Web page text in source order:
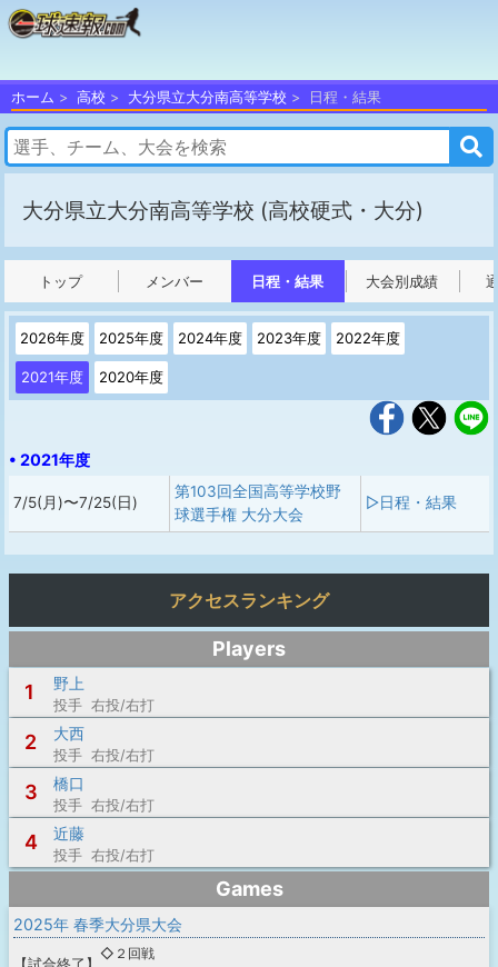
ホーム 高校 大分県立大分南高等学校 日程・結果
大分県立大分南高等学校 (高校硬式・大分)
トップ メンバー 日程・結果 大会別成績
2026年度 2025年度 2024年度 2023年度 2022年度
2021年度 2020年度
• 2021年度
7/5(月)〜7/25(日)
第103回全国高等学校野
球選手権 大分大会
▷日程・結果
アクセスランキング
Players
1
野上
投手 右投/右打
2 大西
投手 右投/右打
3 橋口
投手 右投/右打
4 近藤
投手 右投/右打
Games
2025年 春季大分県大会
◇２回戦